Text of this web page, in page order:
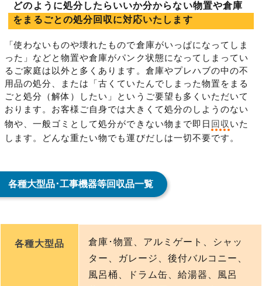
どのように処分したらいいか分からない物置や倉庫
をまるごとの処分回収に対応いたします
「使わないものや壊れたもので倉庫がいっぱになってしま
った」などと物置や倉庫がパンク状態になってしまってい
るご家庭は以外と多くあります。倉庫やプレハブの中の不
用品の処分、または「古くていたんでしまった物置をまる
ごと処分（解体）したい」というご要望も多くいただいて
おります。お客様ご自身では大きくて処分のしようのない
物や、一般ゴミとして処分ができない物まで即日 回収 いた
します。どんな重たい物でも運びだしは一切不要です。
各種大型品･工事機器等回収品一覧
各種大型品
倉庫･物置、アルミゲート、シャッ
ター、ガレージ、後付バルコニー、
風呂桶、ドラム缶、給湯器、風呂